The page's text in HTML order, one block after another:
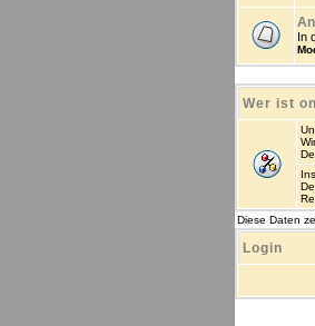
In
Wer ist
Diese Daten
Login